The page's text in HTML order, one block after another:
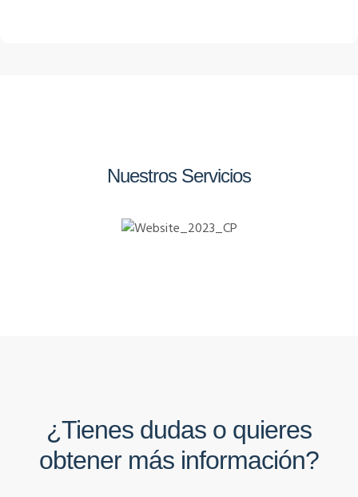
Nuestros Servicios
¿Tienes dudas o quieres
obtener más información?